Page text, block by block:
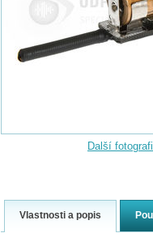
Další
Vlastnosti a popis